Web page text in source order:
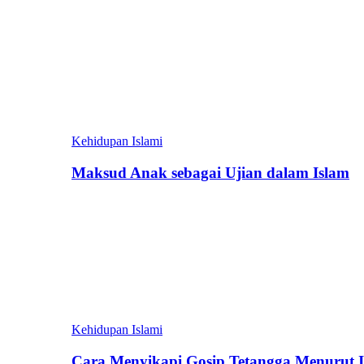
Kehidupan Islami
Maksud Anak sebagai Ujian dalam Islam
Kehidupan Islami